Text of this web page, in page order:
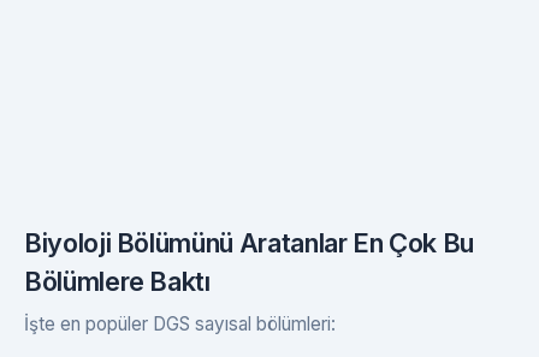
Biyoloji Bölümünü Aratanlar En Çok Bu
Bölümlere Baktı
İşte en popüler DGS sayısal bölümleri: